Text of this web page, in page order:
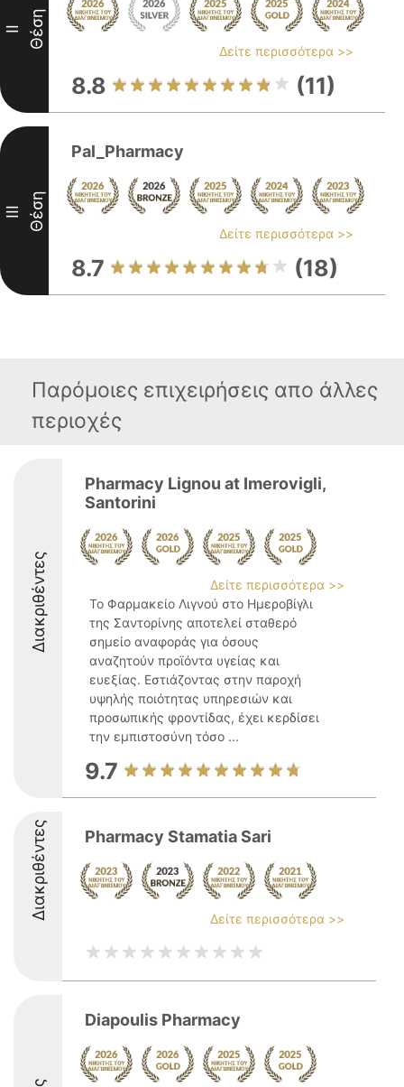
II Θέση
Δείτε περισσότερα >>
8.8 (11)
III Θέση
Pal_Pharmacy
Δείτε περισσότερα >>
8.7 (18)
Παρόμοιες επιχειρήσεις απο άλλες
περιοχές
Διακριθέντες
Pharmacy Lignou at Imerovigli,
Santorini
Δείτε περισσότερα >>
Το Φαρμακείο Λιγνού στο Ημεροβίγλι
της Σαντορίνης αποτελεί σταθερό
σημείο αναφοράς για όσους
αναζητούν προϊόντα υγείας και
ευεξίας. Εστιάζοντας στην παροχή
υψηλής ποιότητας υπηρεσιών και
προσωπικής φροντίδας, έχει κερδίσει
την εμπιστοσύνη τόσο ...
9.7
Διακριθέντες Pharmacy Stamatia Sari
Δείτε περισσότερα >>
Diapoulis Pharmacy